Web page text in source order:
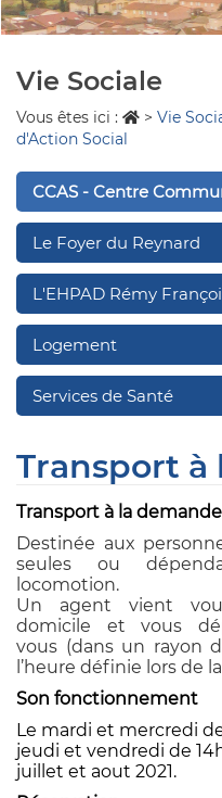
Vie Sociale
Vous êtes ici : > Vie
d'Action Social
CCAS - Centre
Le Foyer du Reynard
L'EHPAD Rémy
Logement
Services de Santé
Transport à
Transport à la
Destinée aux
seules ou
locomotion.
Un agent vient
domicile et vous
vous (dans un rayon
l’heure définie lors de
Son fonctionnement
Le mardi et mercredi
jeudi et vendredi de
juillet et aout 2021.